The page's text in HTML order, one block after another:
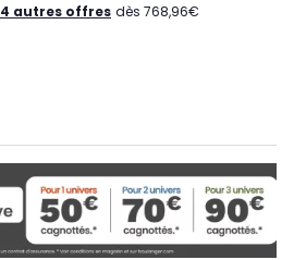
4 autres offres dès 768,96€